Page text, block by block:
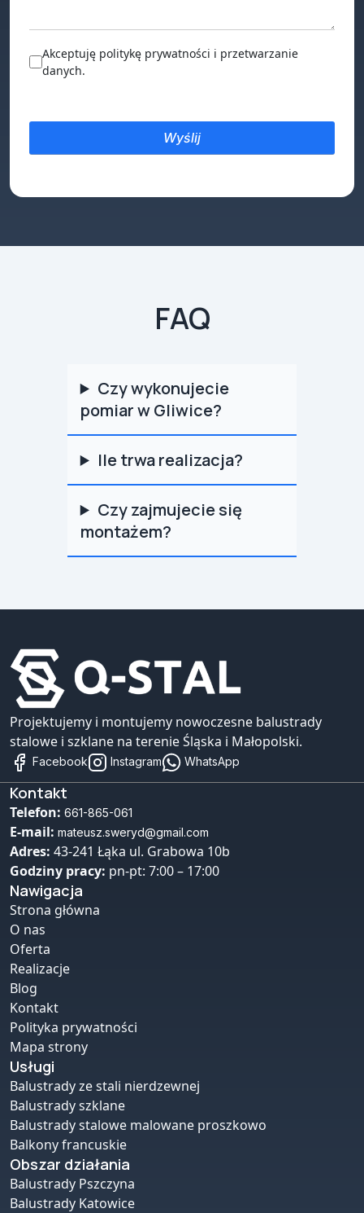
Akceptuję politykę prywatności i przetwarzanie
danych.
FAQ
Czy wykonujecie
pomiar w Gliwice?
Ile trwa realizacja?
Czy zajmujecie się
montażem?
Projektujemy i montujemy nowoczesne balustrady
stalowe i szklane na terenie Śląska i Małopolski.
Facebook Instagram WhatsApp
Kontakt
Telefon: 661-865-061
E-mail: mateusz.sweryd@gmail.com
Adres: 43-241 Łąka ul. Grabowa 10b
Godziny pracy: pn-pt: 7:00 – 17:00
Nawigacja
Strona główna
O nas
Oferta
Realizacje
Blog
Kontakt
Polityka prywatności
Mapa strony
Usługi
Balustrady ze stali nierdzewnej
Balustrady szklane
Balustrady stalowe malowane proszkowo
Balkony francuskie
Obszar działania
Balustrady Pszczyna
Balustrady Katowice